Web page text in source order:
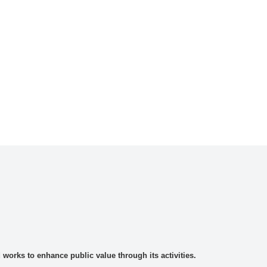
to enhance public value through its activities.